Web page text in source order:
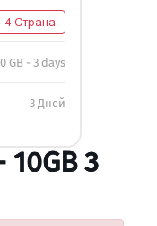
4 Страна
GB - 3 days
3 Дней
3